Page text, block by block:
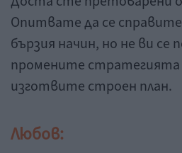
Опитвате да се справите
бързия начин, но не ви се
промените стратегията
изготвите строен план.
Любов: